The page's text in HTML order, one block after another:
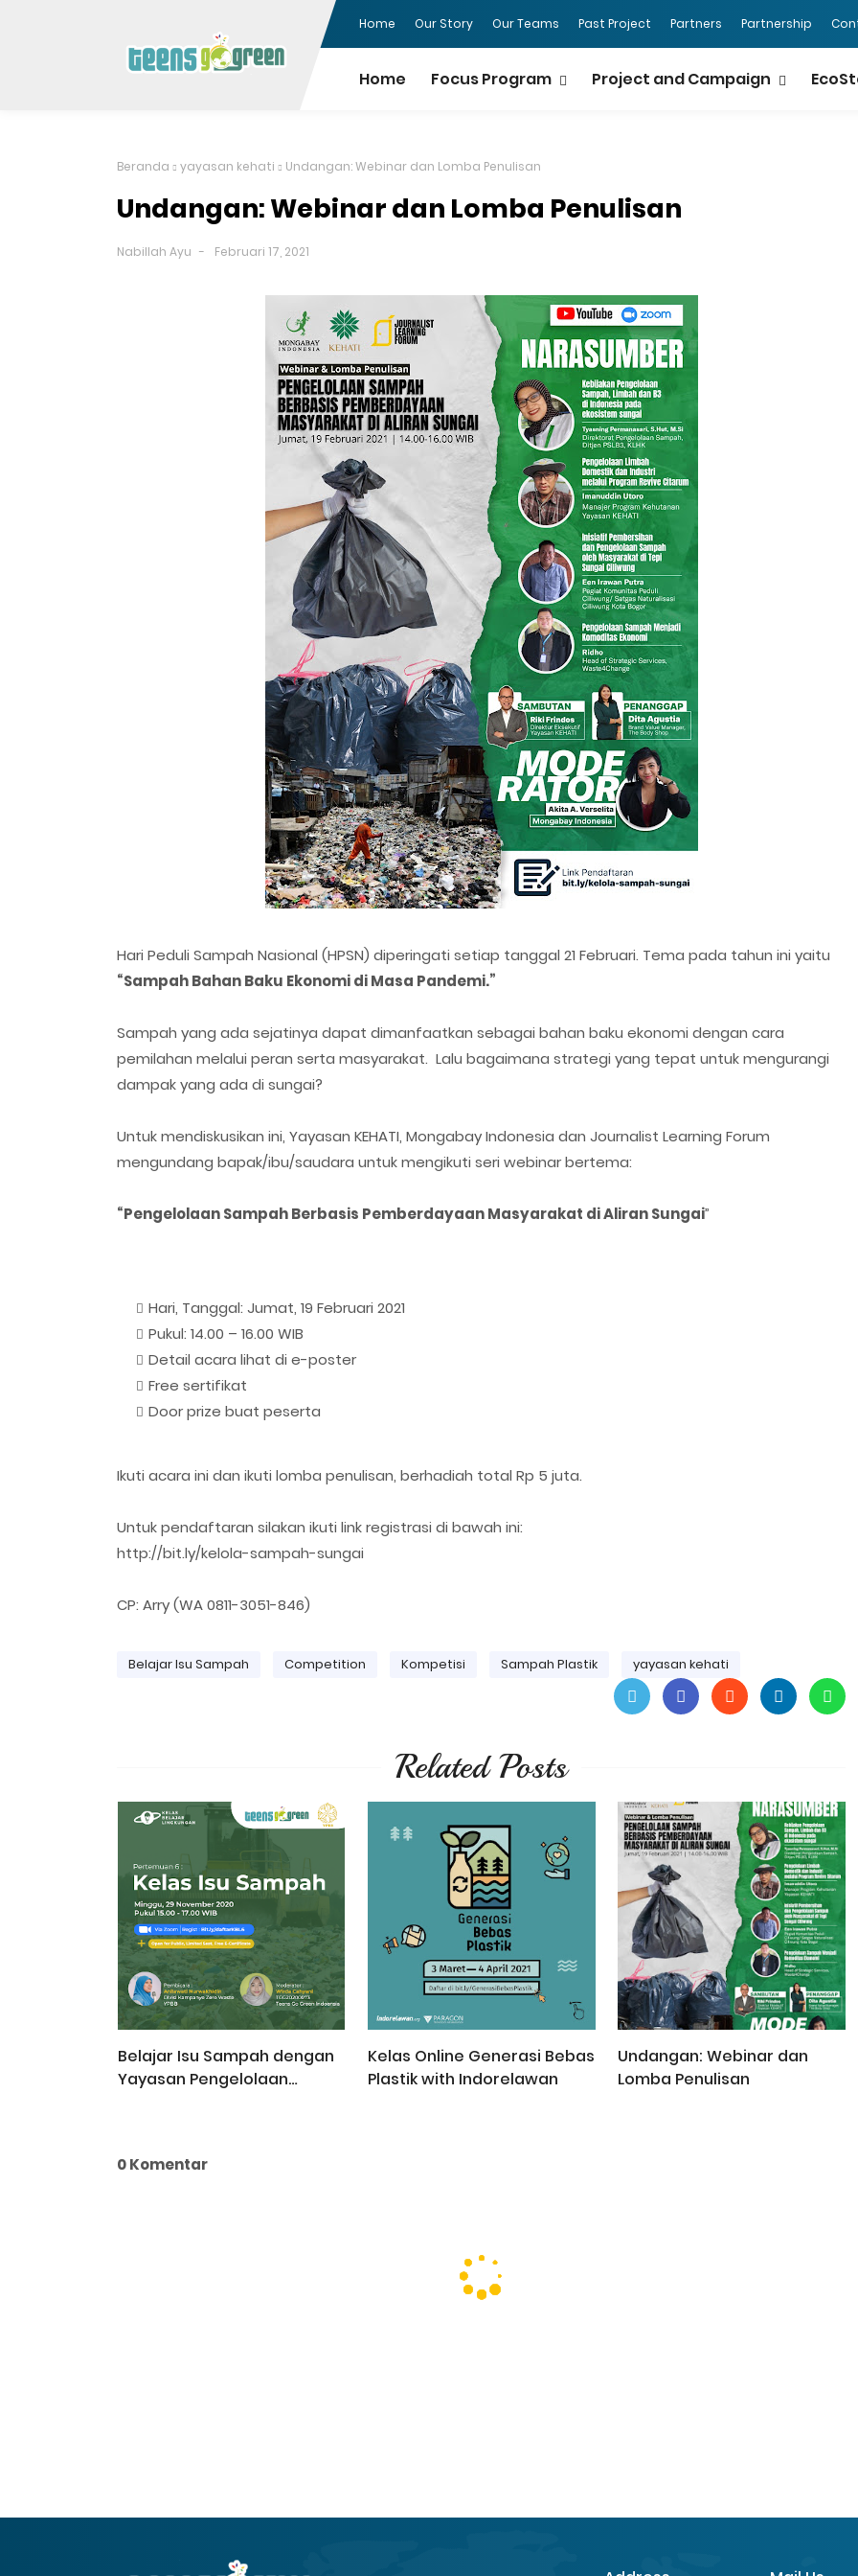
Home Our Story Our Teams Past Project Partners Partnership
Home Focus Program Project and Campaign
Beranda yayasan kehati Undangan: Webinar dan Lomba Penulisan
Undangan: Webinar dan Lomba Penulisan
Nabillah Ayu Februari 17, 2021
Hari Peduli Sampah Nasional (HPSN) diperingati setiap tanggal 21 Februari. Tema pada tahun ini yaitu
“Sampah Bahan Baku Ekonomi di Masa Pandemi.”
Sampah yang ada sejatinya dapat dimanfaatkan sebagai bahan baku ekonomi dengan cara
pemilahan melalui peran serta masyarakat. Lalu bagaimana strategi yang tepat untuk mengurangi
dampak yang ada di sungai?
Untuk mendiskusikan ini, Yayasan KEHATI, Mongabay Indonesia dan Journalist Learning Forum
mengundang bapak/ibu/saudara untuk mengikuti seri webinar bertema:
“Pengelolaan Sampah Berbasis Pemberdayaan Masyarakat di Aliran Sungai”
Hari, Tanggal: Jumat, 19 Februari 2021
Pukul: 14.00 – 16.00 WIB
Detail acara lihat di e-poster
Free sertifikat
Door prize buat peserta
Ikuti acara ini dan ikuti lomba penulisan, berhadiah total Rp 5 juta.
Untuk pendaftaran silakan ikuti link registrasi di bawah ini:
http://bit.ly/kelola-sampah-sungai
CP: Arry (WA 0811-3051-846)
Belajar Isu Sampah Competition Kompetisi Sampah Plastik yayasan kehati
Related Posts
Belajar Isu Sampah dengan
Yayasan Pengelolaan
Kelas Online Generasi Bebas
Plastik with Indorelawan
Undangan: Webinar dan
Lomba Penulisan
0 Komentar